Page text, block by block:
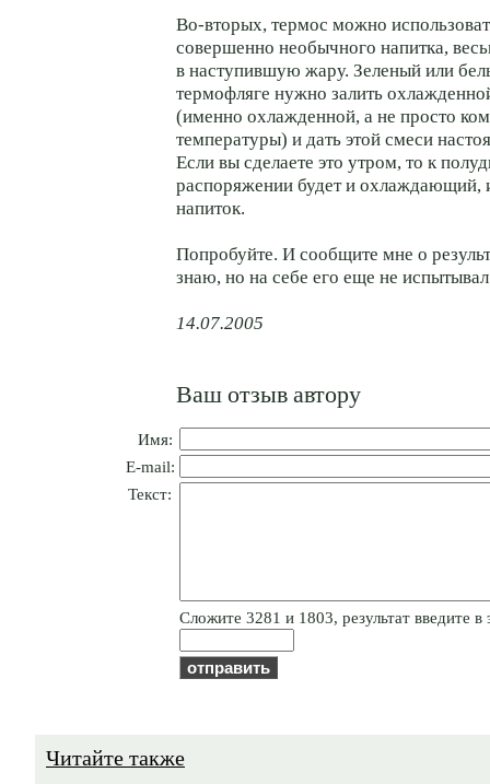
Во-вторых, термос можно
совершенно необычного напитка,
в наступившую жару. Зеленый или
термофляге нужно залить
(именно охлажденной, а не просто
температуры) и дать этой смеси
Если вы сделаете это утром, то к
распоряжении будет и
напиток.
Попробуйте. И сообщите мне о
знаю, но на себе его еще не
14.07.2005
Ваш отзыв автору
Имя:
E-mail:
Текст:
Cлoжитe 3281 и 1803, результат введите в
Читайте также